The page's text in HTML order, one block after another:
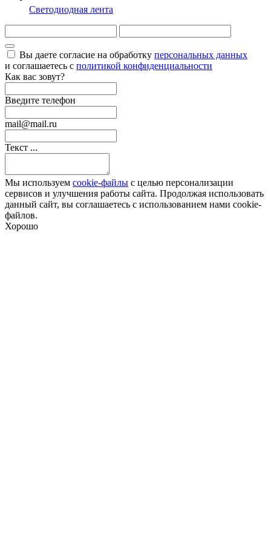
Светодиодная лента
Вы даете согласие на обработку персональных данных
и соглашаетесь с политикой конфиденциальности
Как вас зовут?
Введите телефон
mail@mail.ru
Текст ...
Мы используем cookie-файлы с целью персонализации
сервисов и улучшения работы сайта. Продолжая использовать
данный сайт, вы соглашаетесь с использованием нами cookie-
файлов.
Хорошо